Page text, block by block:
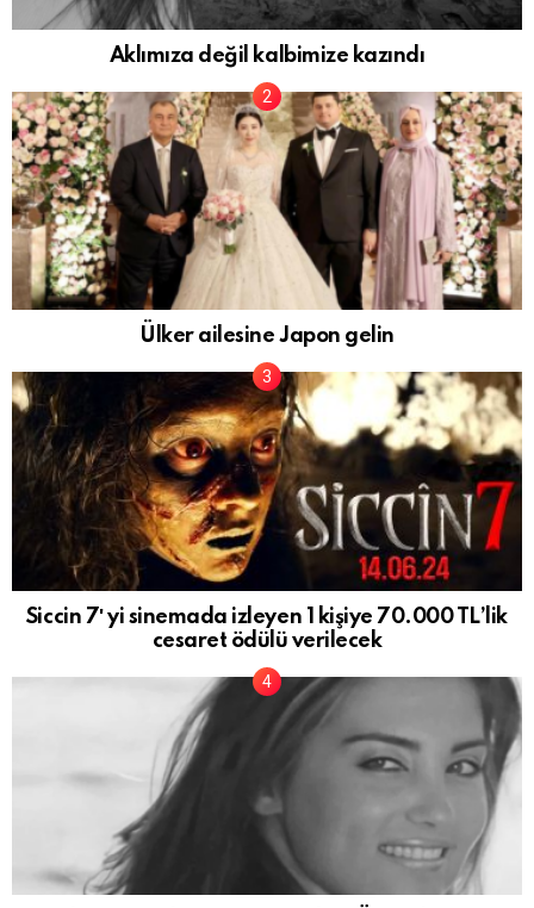
Aklımıza değil kalbimize kazındı
Ülker ailesine Japon gelin
Siccin 7′ yi sinemada izleyen 1 kişiye 70.000 TL’lik
cesaret ödülü verilecek